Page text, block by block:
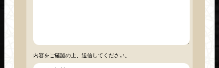
内容をご確認の上、送信してください。